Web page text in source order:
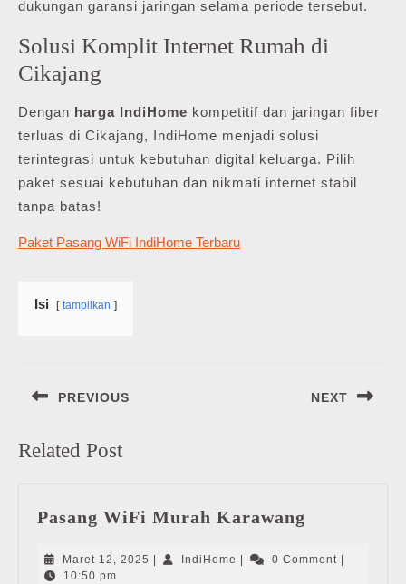
dukungan garansi jaringan selama periode tersebut.
Solusi Komplit Internet Rumah di
Cikajang
Dengan harga IndiHome kompetitif dan jaringan fiber
terluas di Cikajang, IndiHome menjadi solusi
terintegrasi untuk kebutuhan digital keluarga. Pilih
paket sesuai kebutuhan dan nikmati internet stabil
tanpa batas!
Paket Pasang WiFi IndiHome Terbaru
Isi tampilkan
pos
PREVIOUS
post:
NEXT
Related Post
Pasang WiFi Murah Karawang
Murah
Maret 12, 2025 Maret
IndiHome IndiHome0 Comment
10:50 pm